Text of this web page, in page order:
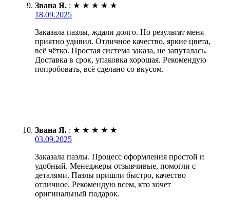
Звана Я. : ★ ★ ★ ★ ★
18.09.2025
Заказала пазлы, ждали долго. Но результат меня
приятно удивил. Отличное качество, яркие цвета,
всё чётко. Простая система заказа, не запуталась.
Доставка в срок, упаковка хорошая. Рекомендую
попробовать, всё сделано со вкусом.
Звана Я. : ★ ★ ★ ★ ★
03.09.2025
Заказала пазлы. Процесс оформления простой и
удобный. Менеджеры отзывчивые, помогли с
деталями. Пазлы пришли быстро, качество
отличное. Рекомендую всем, кто хочет
оригинальный подарок.